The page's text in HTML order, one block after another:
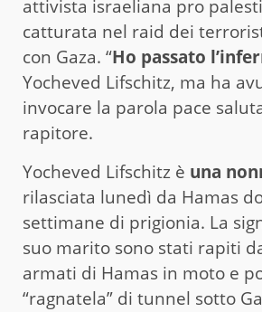
attivista israeliana pro
catturata nel raid dei
con Gaza. “Ho passato
Yocheved Lifschitz, ma ha
invocare la parola pace
rapitore.
Yocheved Lifschitz è una
rilasciata lunedì da Hamas
settimane di prigionia. La
suo marito sono stati rapiti
armati di Hamas in moto e
“ragnatela” di tunnel sotto